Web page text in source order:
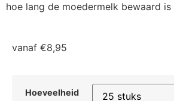
hoe lang de moedermelk bewaard is
vanaf €8,95
Hoeveelheid